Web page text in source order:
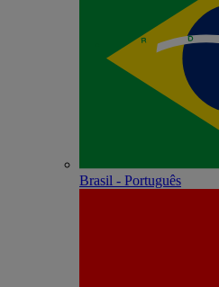
Brasil - Português